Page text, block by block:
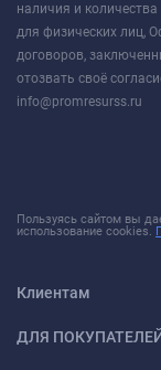
наличия и
для физических лиц,
договоров,
отозвать своё
info@promresurss.ru
Пользуясь сайтом вы
использование cookies.
Клиентам
ДЛЯ